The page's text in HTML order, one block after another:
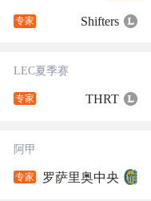
专家 Shifters
LEC夏季赛
专家 THRT
阿甲
专家 罗萨里奥中央